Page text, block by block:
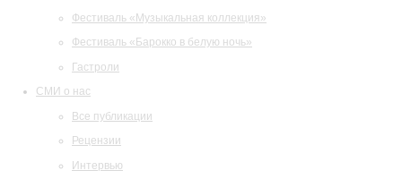
Фестиваль «Музыкальная коллекция»
Фестиваль «Барокко в белую ночь»
Гастроли
СМИ о нас
Все публикации
Рецензии
Интервью